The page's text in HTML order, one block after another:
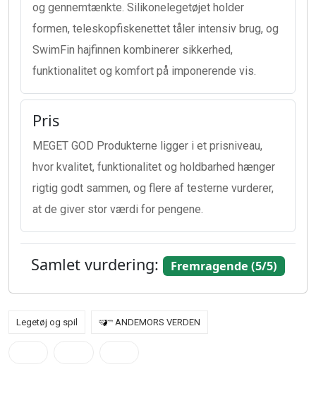
og gennemtænkte. Silikonelegetøjet holder
formen, teleskopfiskenettet tåler intensiv brug, og
SwimFin hajfinnen kombinerer sikkerhed,
funktionalitet og komfort på imponerende vis.
Pris
MEGET GOD Produkterne ligger i et prisniveau,
hvor kvalitet, funktionalitet og holdbarhed hænger
rigtig godt sammen, og flere af testerne vurderer,
at de giver stor værdi for pengene.
Samlet vurdering: Fremragende (5/5)
Legetøj og spil ANDEMORS VERDEN